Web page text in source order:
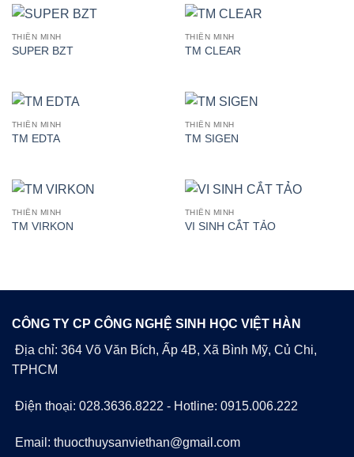
THIÊN MINH
SUPER BZT
THIÊN MINH
TM CLEAR
THIÊN MINH
TM EDTA
THIÊN MINH
TM SIGEN
THIÊN MINH
TM VIRKON
THIÊN MINH
VI SINH CẮT TẢO
CÔNG TY CP CÔNG NGHỆ SINH HỌC VIỆT HÀN
Địa chỉ: 364 Võ Văn Bích, Ấp 4B, Xã Bình Mỹ, Củ Chi,
TPHCM
Điện thoại: 028.3636.8222 - Hotline: 0915.006.222
Email: thuocthuysanviethan@gmail.com